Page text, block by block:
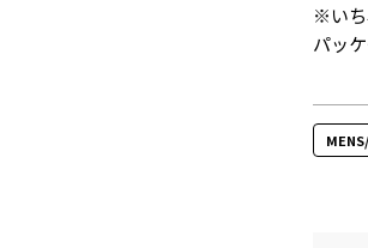
※いち
パッ